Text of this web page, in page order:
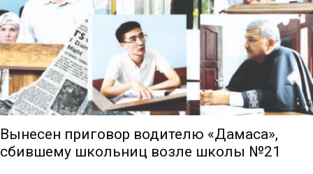
Вынесен приговор водителю «Дамаса»,
сбившему школьниц возле школы №21